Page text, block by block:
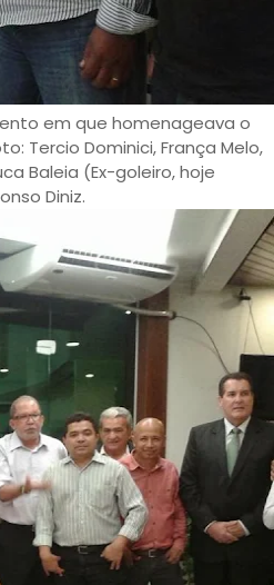
em que homenageava o
Tercio Dominici, França Melo,
Baleia (Ex-goleiro, hoje
Diniz.